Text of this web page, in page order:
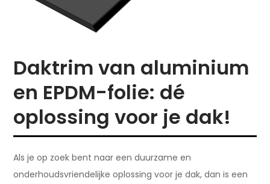
Daktrim van aluminium
en EPDM-folie: dé
oplossing voor je dak!
Als je op zoek bent naar een duurzame en
onderhoudsvriendelijke oplossing voor je dak, dan is een